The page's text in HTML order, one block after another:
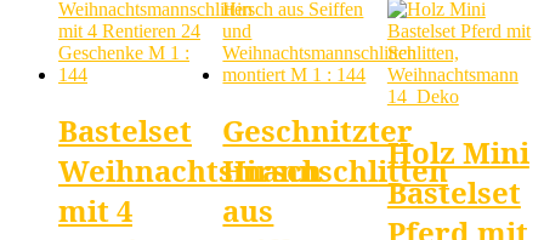
Bastelset
Weihnachtsmannschlitten
mit 4
Geschnitzter
Hirsch
aus
Holz Mini
Bastelset